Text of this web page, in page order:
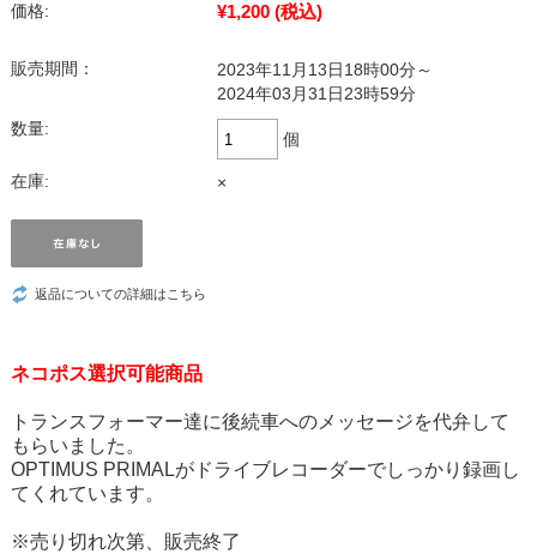
価格: ¥1,200 (税込)
販売期間：
2023年11月13日18時00分～
2024年03月31日23時59分
数量:
個
在庫: ×
返品についての詳細はこちら
ネコポス選択可能商品
トランスフォーマー達に後続車へのメッセージを代弁して
もらいました。
OPTIMUS PRIMALがドライブレコーダーでしっかり録画し
てくれています。
※売り切れ次第、販売終了